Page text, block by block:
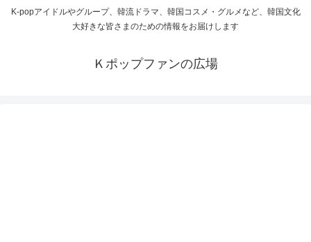
K-popアイドルやグループ、韓流ドラマ、韓国コスメ・グルメなど、韓国文化
大好きな皆さまのための情報をお届けします
Ｋポップファンの広場